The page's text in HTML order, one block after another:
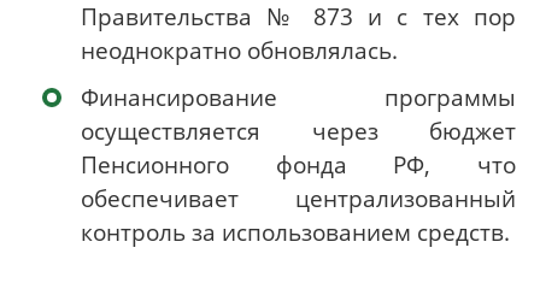
Правительства № 873 и с тех пор
неоднократно обновлялась.
Финансирование программы
осуществляется через бюджет
Пенсионного фонда РФ, что
обеспечивает централизованный
контроль за использованием средств.